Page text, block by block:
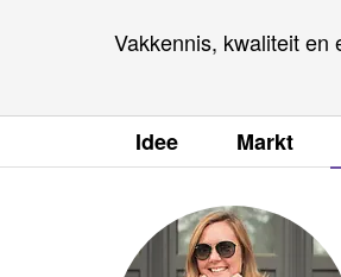
Vakkennis, kwaliteit en
Idee Markt